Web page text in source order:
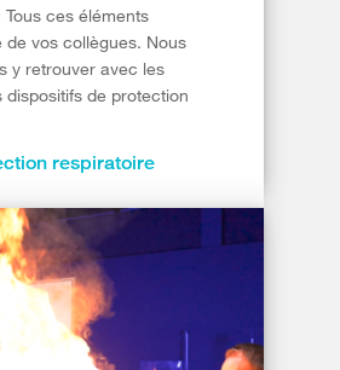
Tous ces éléments
de vos collègues. Nous
y retrouver avec les
dispositifs de protection
respiratoire